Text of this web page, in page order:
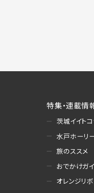
特集・連載情
茨城イイト
水戸ホーリ
旅のススメ
おでかけガ
オレンジリ